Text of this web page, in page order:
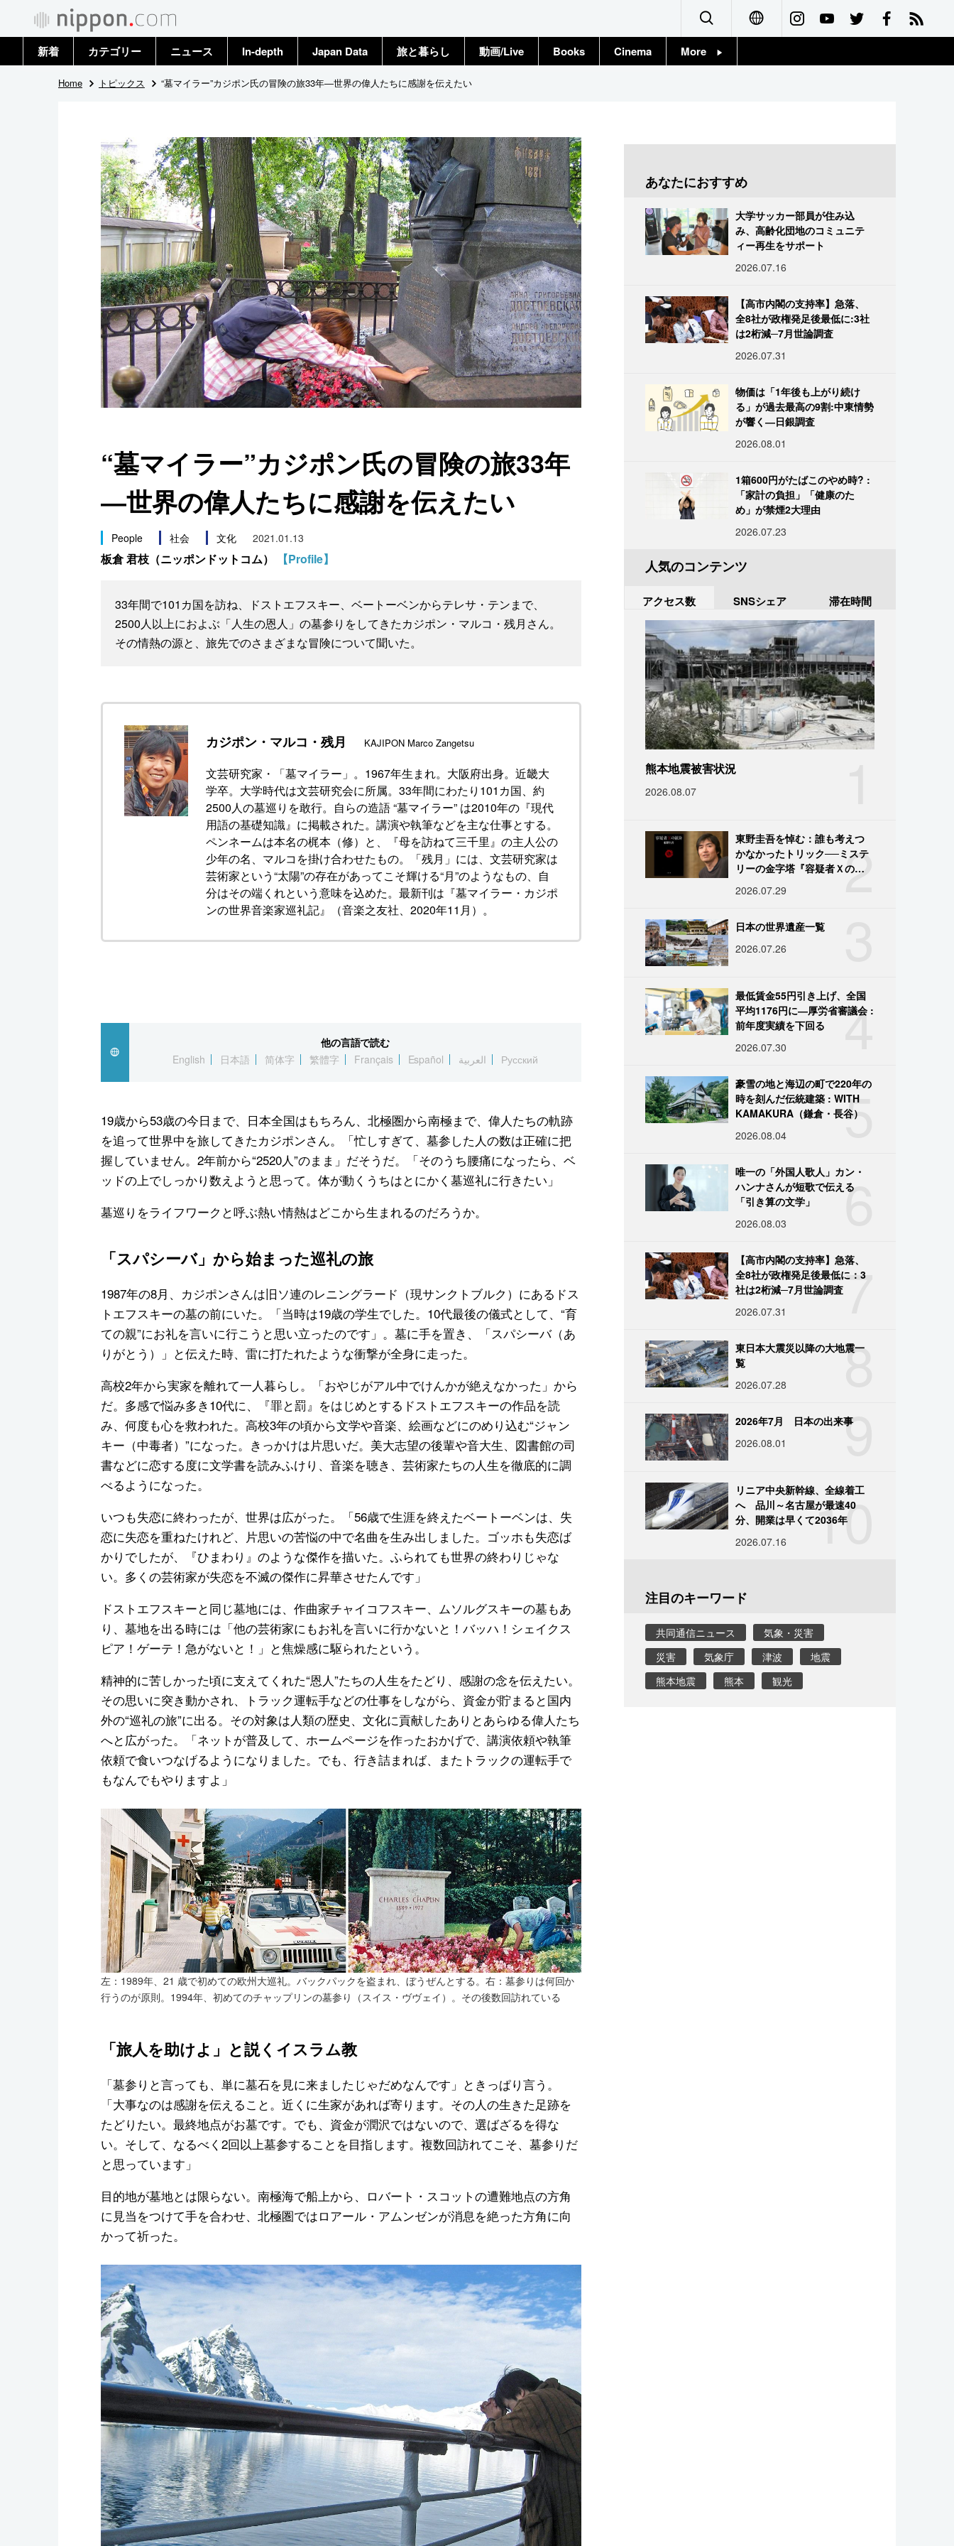
العربية
Русский
新着 カテゴリー
政治・外交
国際
社会
文化
科学・技術
暮らし
スポーツ・東京2020
ニュース
トップ
In-depth Japan Data 旅と暮らし 動画/Live Books Cinema More
東京
お知らせ
Home トピックス “墓マイラー”カジポン氏の冒険の旅33年―世界の偉人たちに感謝を伝えたい
“墓マイラー”カジポン氏の冒険の旅33年
―世界の偉人たちに感謝を伝えたい
People 社会 文化 2021.01.13
板倉 君枝（ニッポンドットコム） 【Profile】
33年間で101カ国を訪ね、ドストエフスキー、ベートーベンからテレサ・テンまで、
2500人以上におよぶ「人生の恩人」の墓参りをしてきたカジポン・マルコ・残月さん。
その情熱の源と、旅先でのさまざまな冒険について聞いた。
カジポン・マルコ・残月 KAJIPON Marco Zangetsu
文芸研究家・「墓マイラー」。1967年生まれ。大阪府出身。近畿大
学卒。大学時代は文芸研究会に所属。33年間にわたり101カ国、約
2500人の墓巡りを敢行。自らの造語 “墓マイラー” は2010年の『現代
用語の基礎知識』に掲載された。講演や執筆などを主な仕事とする。
ペンネームは本名の梶本（修）と、『母を訪ねて三千里』の主人公の
少年の名、マルコを掛け合わせたもの。「残月」には、文芸研究家は
芸術家という“太陽”の存在があってこそ輝ける“月”のようなもの、自
分はその端くれという意味を込めた。最新刊は『墓マイラー・カジポ
ンの世界音楽家巡礼記』（音楽之友社、2020年11月）。
他の言語で読む
English
日本語 简体字 繁體字 Français Español العربية Русский
19歳から53歳の今日まで、日本全国はもちろん、北極圏から南極まで、偉人たちの軌跡
を追って世界中を旅してきたカジポンさん。「忙しすぎて、墓参した人の数は正確に把
握していません。2年前から“2520人”のまま」だそうだ。「そのうち腰痛になったら、ベ
ッドの上でしっかり数えようと思って。体が動くうちはとにかく墓巡礼に行きたい」
墓巡りをライフワークと呼ぶ熱い情熱はどこから生まれるのだろうか。
「スパシーバ」から始まった巡礼の旅
1987年の8月、カジポンさんは旧ソ連のレニングラード（現サンクトブルク）にあるドス
トエフスキーの墓の前にいた。「当時は19歳の学生でした。10代最後の儀式として、“育
ての親”にお礼を言いに行こうと思い立ったのです」。墓に手を置き、「スパシーバ（あ
りがとう）」と伝えた時、雷に打たれたような衝撃が全身に走った。
高校2年から実家を離れて一人暮らし。「おやじがアル中でけんかが絶えなかった」から
だ。多感で悩み多き10代に、『罪と罰』をはじめとするドストエフスキーの作品を読
み、何度も心を救われた。高校3年の頃から文学や音楽、絵画などにのめり込む“ジャン
キー（中毒者）”になった。きっかけは片思いだ。美大志望の後輩や音大生、図書館の司
書などに恋する度に文学書を読みふけり、音楽を聴き、芸術家たちの人生を徹底的に調
べるようになった。
いつも失恋に終わったが、世界は広がった。「56歳で生涯を終えたベートーベンは、失
恋に失恋を重ねたけれど、片思いの苦悩の中で名曲を生み出しました。ゴッホも失恋ば
かりでしたが、『ひまわり』のような傑作を描いた。ふられても世界の終わりじゃな
い。多くの芸術家が失恋を不滅の傑作に昇華させたんです」
ドストエフスキーと同じ墓地には、作曲家チャイコフスキー、ムソルグスキーの墓もあ
り、墓地を出る時には「他の芸術家にもお礼を言いに行かないと！バッハ！シェイクス
ピア！ゲーテ！急がないと！」と焦燥感に駆られたという。
精神的に苦しかった頃に支えてくれた“恩人”たちの人生をたどり、感謝の念を伝えたい。
その思いに突き動かされ、トラック運転手などの仕事をしながら、資金が貯まると国内
外の“巡礼の旅”に出る。その対象は人類の歴史、文化に貢献したありとあらゆる偉人たち
へと広がった。「ネットが普及して、ホームページを作ったおかげで、講演依頼や執筆
依頼で食いつなげるようになりました。でも、行き詰まれば、またトラックの運転手で
もなんでもやりますよ」
左：1989年、21 歳で初めての欧州大巡礼。バックパックを盗まれ、ぼうぜんとする。右：墓参りは何回か
行うのが原則。1994年、初めてのチャップリンの墓参り（スイス・ヴヴェイ）。その後数回訪れている
「旅人を助けよ」と説くイスラム教
「墓参りと言っても、単に墓石を見に来ましたじゃだめなんです」ときっぱり言う。
「大事なのは感謝を伝えること。近くに生家があれば寄ります。その人の生きた足跡を
たどりたい。最終地点がお墓です。でも、資金が潤沢ではないので、選ばざるを得な
い。そして、なるべく2回以上墓参することを目指します。複数回訪れてこそ、墓参りだ
と思っています」
目的地が墓地とは限らない。南極海で船上から、ロバート・スコットの遭難地点の方角
に見当をつけて手を合わせ、北極圏ではロアール・アムンゼンが消息を絶った方角に向
かって祈った。
あなたにおすすめ
大学サッカー部員が住み込
み、高齢化団地のコミュニテ
ィー再生をサポート
2026.07.16
【高市内閣の支持率】急落、
全8社が政権発足後最低に:3社
は2桁減─7月世論調査
2026.07.31
物価は「1年後も上がり続け
る」が過去最高の9割:中東情勢
が響く―日銀調査
2026.08.01
1箱600円がたばこのやめ時? :
「家計の負担」「健康のた
め」が禁煙2大理由
2026.07.23
人気のコンテンツ
アクセス数 SNSシェア 滞在時間
熊本地震被害状況
2026.08.07
2
東野圭吾を悼む：誰も考えつ
かなかったトリック──ミステ
リーの金字塔『容疑者Ｘの献
2026.07.29
日本の世界遺産一覧
2026.07.26
4
最低賃金55円引き上げ、全国
平均1176円に―厚労省審議会 :
前年度実績を下回る
2026.07.30
5
豪雪の地と海辺の町で220年の
時を刻んだ伝統建築 : WITH
KAMAKURA（鎌倉・長谷）
2026.08.04
6
唯一の「外国人歌人」カン・
ハンナさんが短歌で伝える
「引き算の文学」
2026.08.03
7
【高市内閣の支持率】急落、
全8社が政権発足後最低に：3
社は2桁減─7月世論調査
2026.07.31
8
東日本大震災以降の大地震一
覧
2026.07.28
9
2026年7月 日本の出来事
2026.08.01
10
リニア中央新幹線、全線着工
へ 品川～名古屋が最速40
分、開業は早くて2036年
2026.07.16
注目のキーワード
共同通信ニュース
気象・災害
災害
気象庁 津波
地震
熊本地震
熊本 観光